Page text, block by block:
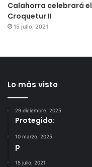
Calahorra celebrará el
Croquetur II
15 julio, 2021
Lo más visto
29 diciembre, 2025
Protegido:
10 marzo, 2025
p
15 julio, 2021